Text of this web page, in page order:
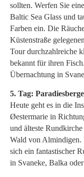
sollten. Werfen Sie
Baltic Sea Glass und
Farben ein. Die
Küstenstraße
Tour durchzahlreiche
bekannt für ihren
Übernachtung in
5. Tag:
Heute geht es in die
Øestermarie in
und älteste
Wald von Almindigen.
sich ein fantastischer
in Svaneke, Balka